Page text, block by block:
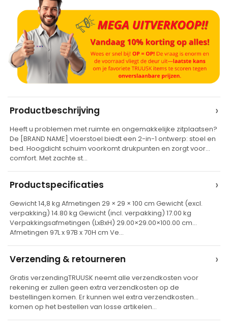
t
e
r
a
t
v
e
Productbeschrijving ›
Heeft u problemen met ruimte en ongemakkelijke zitplaatsen?
De [BRAND NAME] vloerstoel biedt een 2-in-1 ontwerp: stoel en
bed. Hoogdicht schuim voorkomt drukpunten en zorgt voor
comfort. Met zachte st…
Productspecificaties ›
Gewicht 14,8 kg Afmetingen 29 × 29 × 100 cm Gewicht (excl.
verpakking) 14.80 kg Gewicht (incl. verpakking) 17.00 kg
Verpakkingsafmetingen (LxBxH) 29.00×29.00×100.00 cm
Afmetingen 97L x 97B x 70H cm Ve…
Verzending & retourneren ›
Gratis verzendingTRUUSK neemt alle verzendkosten voor
rekening er zullen geen extra verzendkosten op de
bestellingen komen. Er kunnen wel extra verzendkosten
komen op het bestellen van losse artikelen…